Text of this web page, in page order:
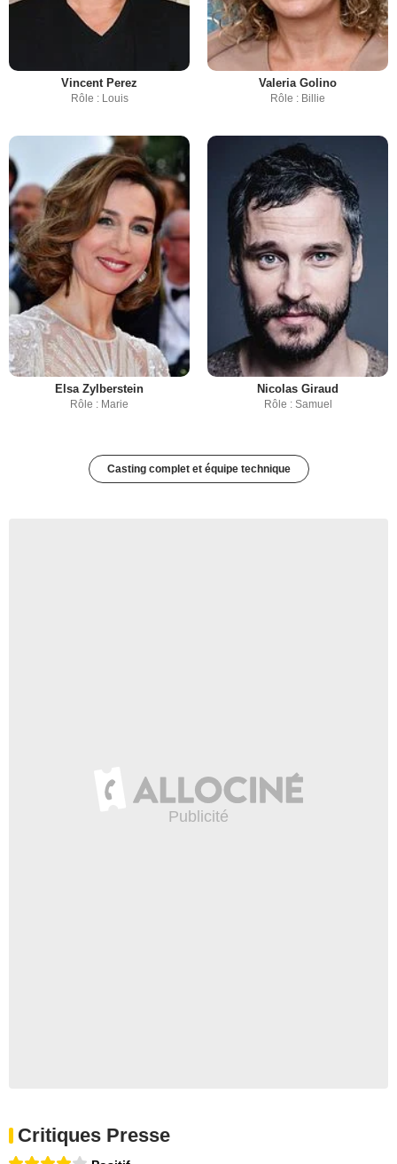
Vincent Perez
Rôle : Louis
Valeria Golino
Rôle : Billie
Elsa Zylberstein
Rôle : Marie
Nicolas Giraud
Rôle : Samuel
Casting complet et équipe technique
Critiques Presse